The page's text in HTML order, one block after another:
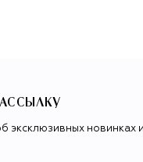
эксклюзивных новинках